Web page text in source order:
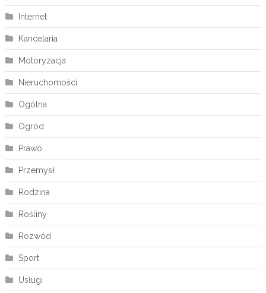
Internet
Kancelaria
Motoryzacja
Nieruchomości
Ogólna
Ogród
Prawo
Przemysł
Rodzina
Rośliny
Rozwód
Sport
Usługi